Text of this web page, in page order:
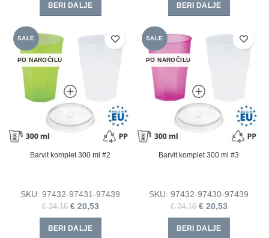
BERI DALJE BERI DALJE
SALE
PO NAROČILU
Barvit komplet 300 ml #2
SKU: 97432-97431-97439
€24,16 € 20,53
BERI DALJE
SALE
PO NAROČILU
Barvit komplet 300 ml #3
SKU: 97432-97430-97439
€24,16 € 20,53
BERI DALJE